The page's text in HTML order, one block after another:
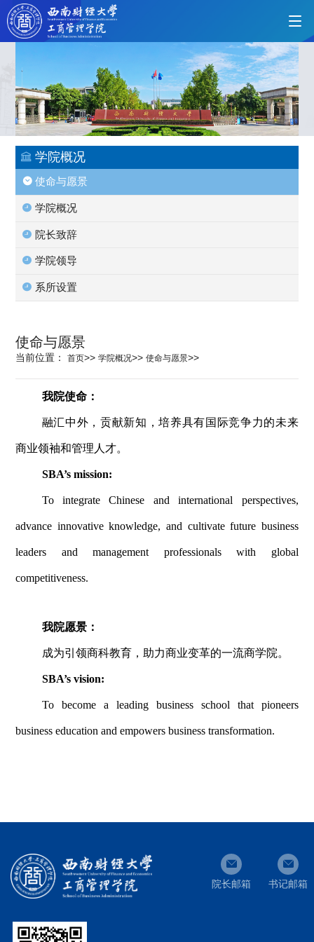
首页
学院概况
使命与愿景
学院概况
院长致辞
学院领导
系所设置
使命与愿景
当前位置：首页>> 学院概况>> 使命与愿景>>
我院使命：
融汇中外，贡献新知，培养具有国际竞争力的未来
商业领袖和管理人才。
SBA’s mission:
To integrate Chinese and international perspectives,
advance innovative knowledge, and cultivate future business
leaders and management professionals with global
competitiveness.
我院愿景：
成为引领商科教育，助力商业变革的一流商学院。
SBA’s vision:
To become a leading business school that pioneers
business education and empowers business transformation.
院长邮箱 书记邮箱